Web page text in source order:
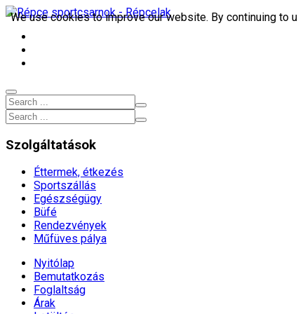
Szolgáltatások
Éttermek, étkezés
Sportszállás
Egészségügy
Büfé
Rendezvények
Műfüves pálya
Nyitólap
Bemutatkozás
Foglaltság
Árak
We use cookies to improve our website. By continuing